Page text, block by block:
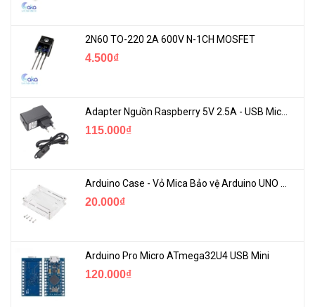
2N60 TO-220 2A 600V N-1CH MOSFET
4.500₫
115.000₫
20.000₫
Arduino Pro Micro ATmega32U4 USB Mini
120.000₫